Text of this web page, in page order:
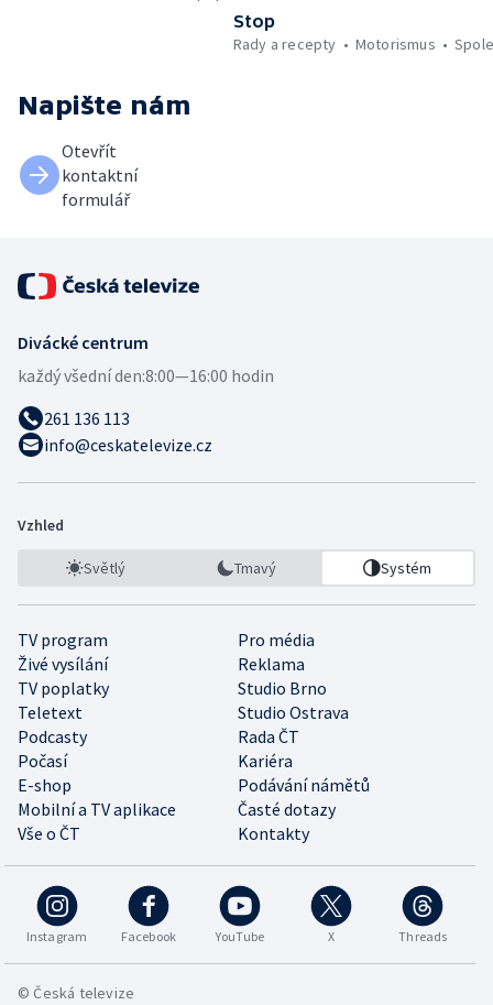
Stop
Rady a recepty
Motorismus
Napište nám
Otevřít
kontaktní
formulář
Divácké centrum
každý všední den:8:00—16:00 hodin
261 136 113
info@ceskatelevize.cz
Vzhled
Světlý Tmavý Systém
TV program
Pro média
Živé vysílání
Reklama
TV poplatky
Studio Brno
Teletext
Studio Ostrava
Podcasty
Rada ČT
Počasí
Kariéra
E-shop
Podávání námětů
Mobilní a TV aplikace
Časté dotazy
Vše o ČT
Kontakty
Instagram Facebook YouTube X Threads
© Česká televize